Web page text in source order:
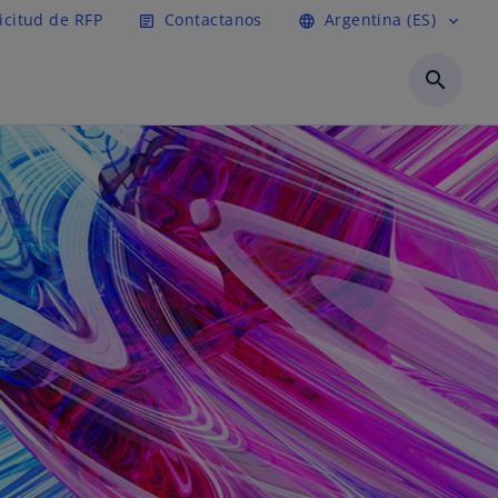
de RFP article Contactanos language Argentina (ES) expand_more
search